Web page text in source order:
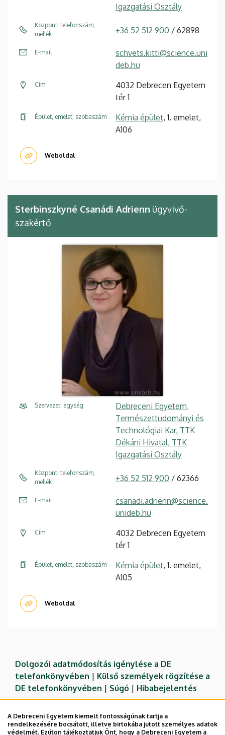
Igazgatási Osztály
Központi telefonszám,
mellék
+36 52 512 900 / 62898
E-mail
schvets.kitti@science.uni
deb.hu
Cím
4032 Debrecen Egyetem
tér 1
Épület, emelet, szobaszám Kémia épület, 1. emelet,
A106
Weboldal
Sterbinszkyné Csanádi Adrienn ügyvivő-
szakértő
Szervezeti egység
Debreceni Egyetem,
Természettudományi és
Technológiai Kar, TTK
Dékáni Hivatal, TTK
Igazgatási Osztály
Központi telefonszám,
mellék
+36 52 512 900 / 62366
E-mail
csanadi.adrienn@science.
unideb.hu
Cím
4032 Debrecen Egyetem
tér 1
Épület, emelet, szobaszám Kémia épület, 1. emelet,
A105
Weboldal
Dolgozói adatmódosítás igénylése a DE
telefonkönyvében | Külső személyek rögzítése a
DE telefonkönyvében | Súgó | Hibabejelentés
A Debreceni Egyetem kiemelt fontosságúnak tartja a
rendelkezésére bocsátott, illetve birtokába jutott személyes adatok
védelmét. Ezúton tájékoztatjuk Önt, hogy a Debreceni Egyetem a